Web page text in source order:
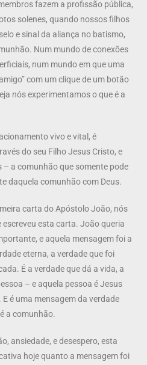
fazem a profissão pública,
solenes, quando nossos filhos
e sinal da aliança no batismo,
Num mundo de conexões
num mundo em que uma
com um clique de um botão
nós experimentamos o que é a
vivo e vital, é
do seu Filho Jesus Cristo, e
a comunhão que somente pode
daquela comunhão com Deus.
carta do Apóstolo João, nós
escreveu esta carta. João queria
e aquela mensagem foi a
eterna, a verdade que foi
É a verdade que dá a vida, a
– e aquela pessoa é Jesus
é uma mensagem da verdade
a comunhão.
ansiedade, e desespero, esta
hoje quanto a mensagem foi